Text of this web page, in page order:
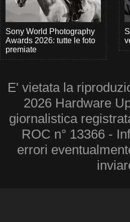
Sony World Photography
Awards 2026: tutte le foto
premiate
E' vietata la
2026 Hardware
giornalistica
ROC n° 13366 -
errori